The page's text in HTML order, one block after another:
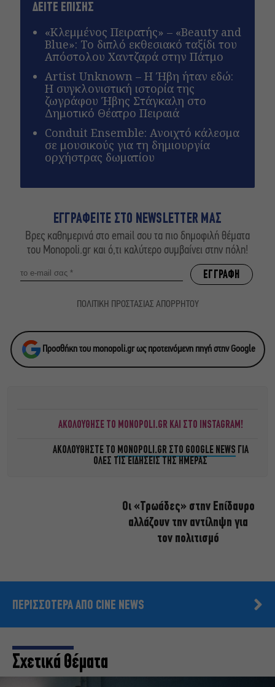
ΔΕΙΤΕ ΕΠΙΣΗΣ
«Κλεμμένος Πειρατής» – «Beauty and
Blue»: Το διπλό εκθεσιακό ταξίδι του
Απόστολου Χαντζαρά στην Πάτμο
Artist Unknown – Η Ήβη ήταν εδώ:
Η συγκλονιστική ιστορία της
ζωγράφου Ήβης Στάγκαλη στο
Δημοτικό Θέατρο Πειραιά
Conduit Ensemble: Ανοιχτό κάλεσμα
σε μουσικούς για τη δημιουργία
ορχήστρας δωματίου
ΕΓΓΡΑΦΕΙΤΕ ΣΤΟ NEWSLETTER ΜΑΣ
Βρες καθημερινά στο email σου τα πιο δημοφιλή θέματα
του Monopoli.gr και ό,τι καλύτερο συμβαίνει στην πόλη!
ΠΟΛΙΤΙΚΗ ΠΡΟΣΤΑΣΙΑΣ ΑΠΟΡΡΗΤΟΥ
Προσθήκη του monopoli.gr ως προτεινόμενη πηγή στην Google
ΑΚΟΛΟΥΘΗΣΕ ΤΟ MONOPOLI.GR ΚΑΙ ΣΤΟ INSTAGRAM!
ΑΚΟΛΟΥΘΗΣΤΕ ΤΟ MONOPOLI.GR ΣΤΟ GOOGLE NEWS ΓΙΑ
ΟΛΕΣ ΤΙΣ ΕΙΔΗΣΕΙΣ ΤΗΣ ΗΜΕΡΑΣ
Οι «Τρωάδες» στην Επίδαυρο
αλλάζουν την αντίληψη για
τον πολιτισμό
ΠΕΡΙΣΣΟΤΕΡΑ ΑΠΟ CINE NEWS
Σχετικά Θέματα